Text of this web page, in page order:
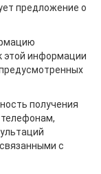
предложение о
этой информации
получения
с